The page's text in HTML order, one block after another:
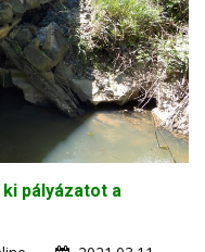
pályázatot a